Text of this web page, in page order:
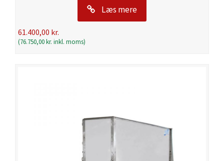
Læs mere
61.400,00 kr.
(76.750,00kr. inkl. moms)